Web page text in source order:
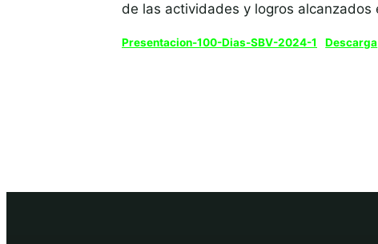
de las actividades y logros
Presentacion-100-Dias-SBV-2024-1 Descarga